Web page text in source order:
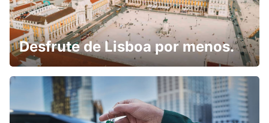
Desfrute de Lisboa por menos.